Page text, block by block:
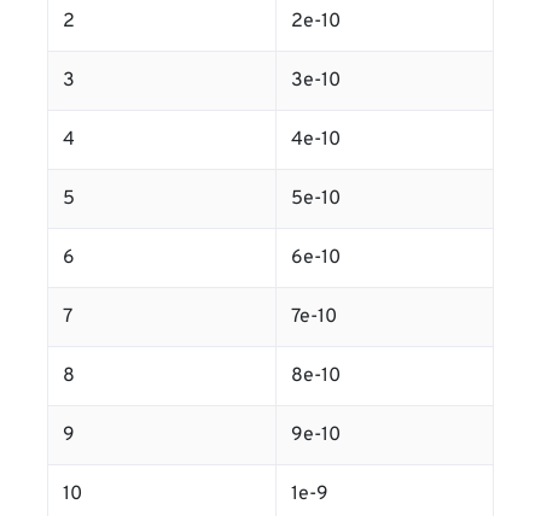
2 2e-10
3 3e-10
4 4e-10
5 5e-10
6 6e-10
7 7e-10
8 8e-10
9 9e-10
10 1e-9